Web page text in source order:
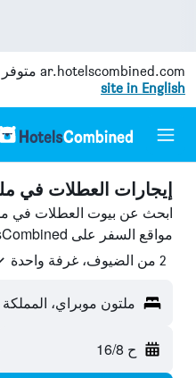
ar.hotelscombined.com متوفر
site in English
إيجارات العطلات في
ابحث عن بيوت العطلات في
مواقع السفر على HotelsCombined وقارن بينها ووفّر.
2 من الضيوف، غرفة واحدة
ملتون موبراي، المملكة
ح 16/8